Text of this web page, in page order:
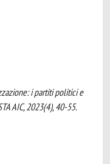
i partiti politici e
AIC, 2023(4), 40-55.